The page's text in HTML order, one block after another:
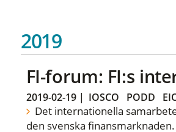
2019
FI-forum: FI:s
2019-02-19| IOSCO PODD
Det internationella
den svenska